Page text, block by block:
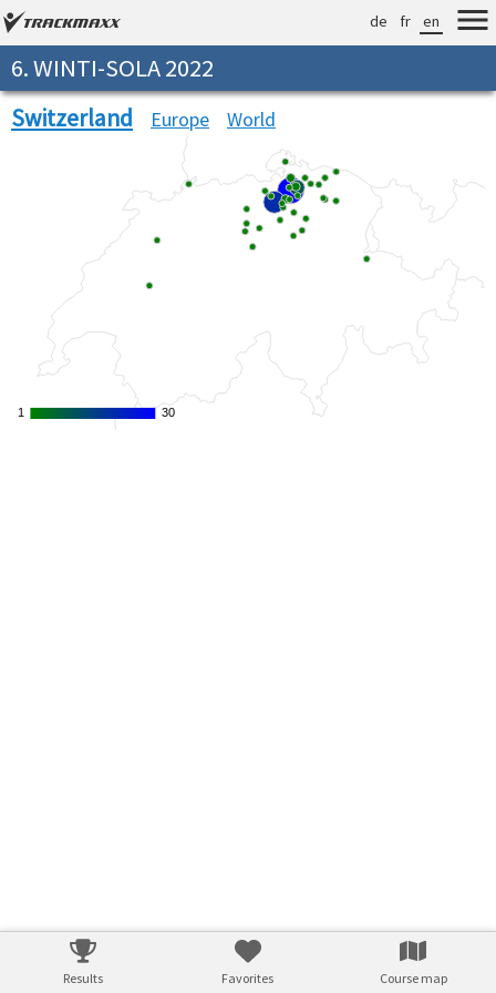
de fr en
6. WINTI-SOLA 2022
Switzerland Europe World
11 30
30
Results Favorites Course map